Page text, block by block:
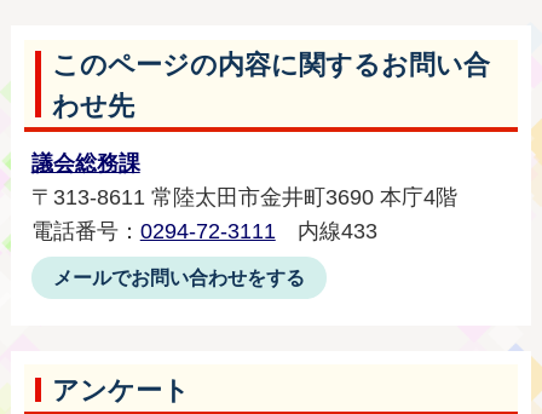
このページの内容に関するお問い合
わせ先
議会総務課
〒313-8611 常陸太田市金井町3690 本庁4階
電話番号： 0294-72-3111 内線433
メールでお問い合わせをする
アンケート